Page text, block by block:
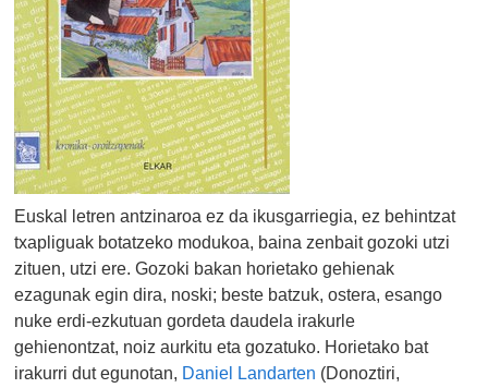
Euskal letren antzinaroa ez da ikusgarriegia, ez behintzat
txapliguak botatzeko modukoa, baina zenbait gozoki utzi
zituen, utzi ere. Gozoki bakan horietako gehienak
ezagunak egin dira, noski; beste batzuk, ostera, esango
nuke erdi-ezkutuan gordeta daudela irakurle
gehienontzat, noiz aurkitu eta gozatuko. Horietako bat
irakurri dut egunotan, Daniel Landarten (Donoztiri,